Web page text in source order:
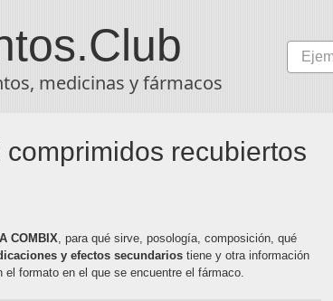
.Club
medicinas y fármacos
comprimidos recubiertos
COMBIX, para qué sirve, posología, composición, qué
y efectos secundarios tiene y otra información
el formato en el que se encuentre el fármaco.